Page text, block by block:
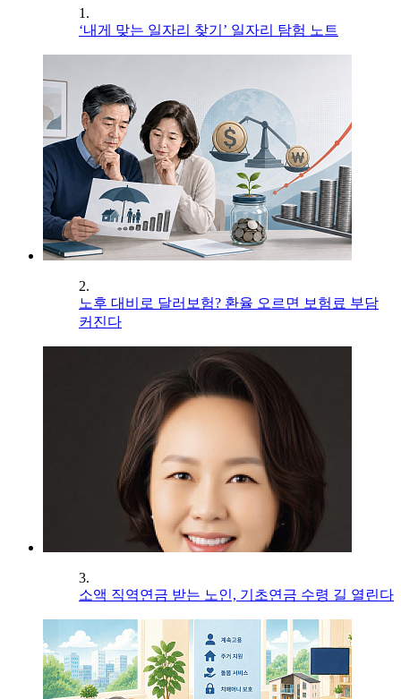
1.
‘내게 맞는 일자리 찾기’ 일자리 탐험 노트
2.
노후 대비로 달러보험? 환율 오르면 보험료 부담
커진다
3.
소액 직역연금 받는 노인, 기초연금 수령 길 열린다